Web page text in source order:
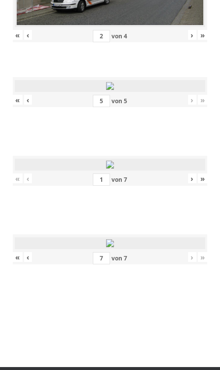
« ‹ von 4 › »
« ‹ von 5 › »
« ‹ von 7 › »
« ‹ von 7 › »